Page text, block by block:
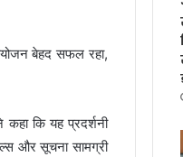
बेहद सफल रहा,
कहा कि यह प्रदर्शनी
और सूचना सामग्री